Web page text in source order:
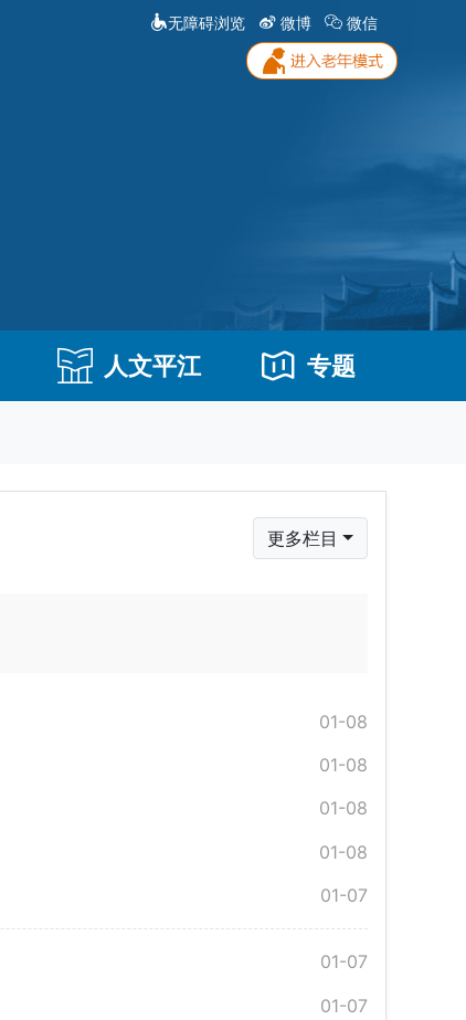
无障碍浏览 微博 微信
人文平江 专题
更多栏目
01-08
01-08
01-08
01-08
01-07
01-07
01-07